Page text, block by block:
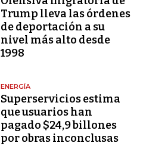
Trump lleva las órdenes
de deportación a su
nivel más alto desde
1998
ENERGÍA
Superservicios estima
que usuarios han
pagado $24,9 billones
por obras inconclusas